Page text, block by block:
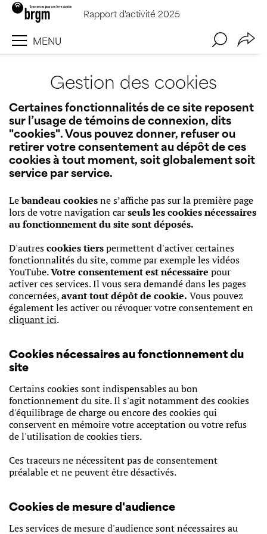
Aller
principal
Rapport d'activité 2025
MENU
Gestion des cookies
Certaines fonctionnalités de ce site reposent
sur l’usage de témoins de connexion, dits
"cookies". Vous pouvez donner, refuser ou
retirer votre consentement au dépôt de ces
cookies à tout moment, soit globalement soit
service par service.
Corps
Lebandeau cookiesne s’affiche pas sur la première page
lors de votre navigation carseuls les cookies nécessaires
au fonctionnement du site sont déposés.
D'autrescookies tierspermettent d'activer certaines
fonctionnalités du site, comme par exemple les vidéos
YouTube.Votre consentement est nécessaire pour
activer ces services. Il vous sera demandé dans les pages
concernées,avant tout dépôt de cookie. Vous pouvez
également les activer ou révoquer votre consentement en
cliquant ici.
Cookies nécessaires au fonctionnement du
site
Certains cookies sont indispensables au bon
fonctionnement du site. Il s'agit notamment des cookies
d'équilibrage de charge ou encore des cookies qui
conservent en mémoire votre acceptation ou votre refus
de l'utilisation de cookies tiers.
Ces traceurs ne nécessitent pas de consentement
préalable et ne peuvent être désactivés.
Cookies de mesure d'audience
Les services de mesure d'audience sont nécessaires au
Gestion de vos préférences sur les cookies